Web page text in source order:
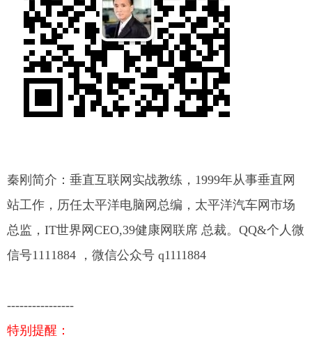
秦刚简介：垂直互联网实战教练，1999年从事垂直网
站工作，历任太平洋电脑网总编，太平洋汽车网市场
总监，IT世界网CEO,39健康网联席 总裁。QQ&个人微
信号1111884 ，微信公众号 q1111884
----------------
特别提醒：